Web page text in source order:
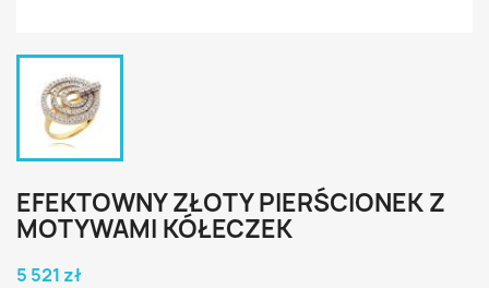
EFEKTOWNY ZŁOTY PIERŚCIONEK Z
MOTYWAMI KÓŁECZEK
5 521 zł